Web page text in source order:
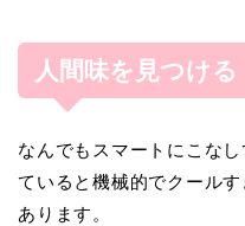
人間味を見つける
なんでもスマートにこな
ていると機械的でクール
あります。